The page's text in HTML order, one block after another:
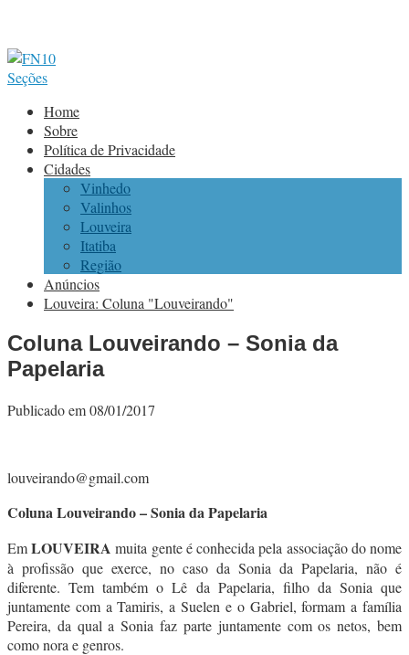
Seções
Home
Sobre
Política de Privacidade
Cidades
Vinhedo
Valinhos
Louveira
Itatiba
Região
Anúncios
Louveira: Coluna "Louveirando"
Coluna Louveirando – Sonia da
Papelaria
Publicado em 08/01/2017
louveirando@gmail.com
Coluna Louveirando – Sonia da Papelaria
EmLOUVEIRA muita gente é conhecida pela associação do nome
à profissão que exerce, no caso da Sonia da Papelaria, não é
diferente. Tem também o Lê da Papelaria, filho da Sonia que
juntamente com a Tamiris, a Suelen e o Gabriel, formam a família
Pereira, da qual a Sonia faz parte juntamente com os netos, bem
como nora e genros.